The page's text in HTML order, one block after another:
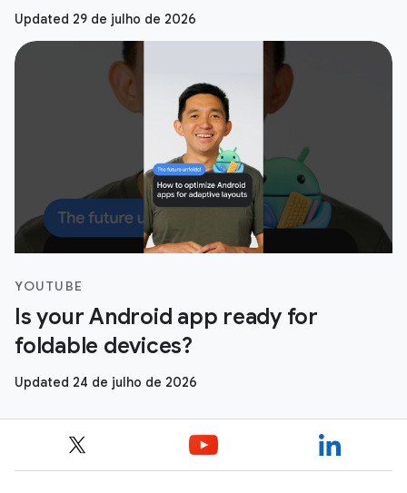
Updated 29 de julho de 2026
YOUTUBE
Is your Android app ready for
foldable devices?
Updated 24 de julho de 2026